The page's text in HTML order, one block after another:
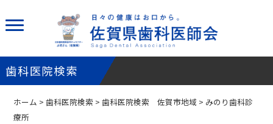
歯科医院検索
ホーム >歯科医院検索 >歯科医院検索 佐賀市地域 > みのり歯科診
療所